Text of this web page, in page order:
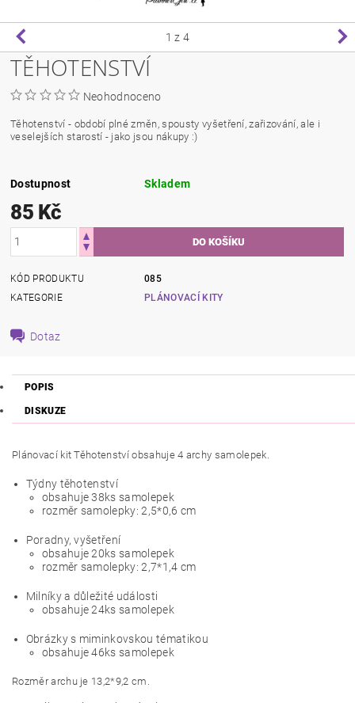
1 z 4
TĚHOTENSTVÍ
Neohodnoceno
Těhotenství - období plné změn, spousty vyšetření, zařizování, ale i
veselejších starostí - jako jsou nákupy :)
Dostupnost Skladem
85 Kč
KÓD PRODUKTU
085
KATEGORIE
PLÁNOVACÍ KITY
Dotaz
POPIS
DISKUZE
Plánovací kit Těhotenství obsahuje 4 archy samolepek.
Týdny těhotenství
obsahuje 38ks samolepek
rozměr samolepky: 2,5*0,6 cm
Poradny, vyšetření
obsahuje 20ks samolepek
rozměr samolepky: 2,7*1,4 cm
Milníky a důležité události
obsahuje 24ks samolepek
Obrázky s miminkovskou tématikou
obsahuje 46ks samolepek
Rozměr archu je 13,2*9,2 cm.